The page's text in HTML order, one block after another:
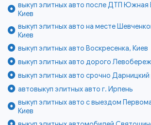
выкуп элитных авто после ДТП Южная
Киев
выкуп элитных авто на месте
Киев
выкуп элитных авто Воскресенка, Киев
выкуп элитных авто дорого
выкуп элитных авто срочно Дарницкий
автовыкуп элитных авто г. Ирпень
выкуп элитных авто с выездом
Киев